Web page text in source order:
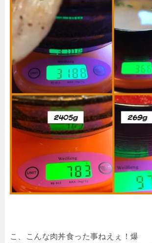
こ、こんな肉丼食った事ねえぇ！爆